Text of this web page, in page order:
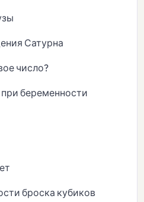
Сатурна
число?
беременности
броска кубиков